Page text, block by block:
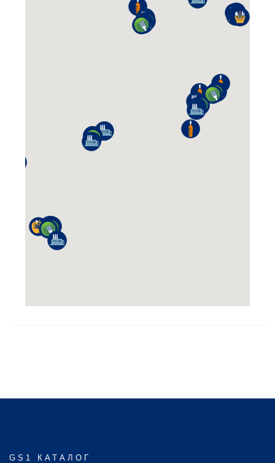
GS1 КАТАЛОГ